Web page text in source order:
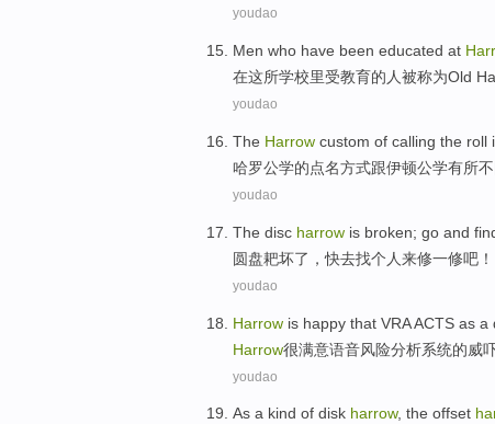
youdao
Men who have been educated at
在这所学校里受教育的 人被称为Old
youdao
The Harrow custom of calling the roll
哈罗公学的点名方式跟伊顿公学有所
youdao
The disc harrow is broken; go and
圆盘耙坏了，快去找个人来修一修吧 ！
youdao
Harrow is happy that VRA ACTS as a
Harrow很满意语音风险分析系统的威
youdao
As a kind of disk harrow, the offset